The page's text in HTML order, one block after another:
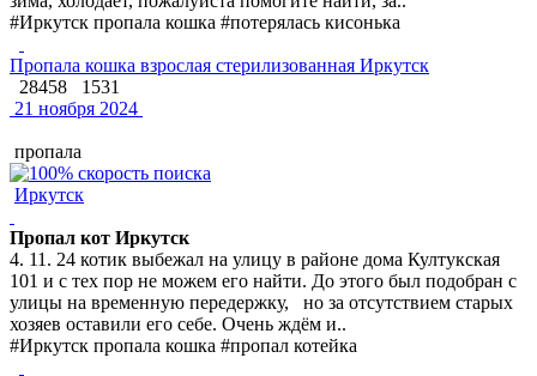
#Иркутск пропала кошка #потерялась кисонька
Пропала кошка взрослая стерилизованная Иркутск
28458
1531
21 ноября 2024
пропала
Иркутск
Пропал кот Иркутск
4. 11. 24 котик выбежал на улицу в районе дома Култукская
101 и с тех пор не можем его найти. До этого был подобран с
улицы на временную передержку, но за отсутствием старых
хозяев оставили его себе. Очень ждём и..
#Иркутск пропала кошка #пропал котейка